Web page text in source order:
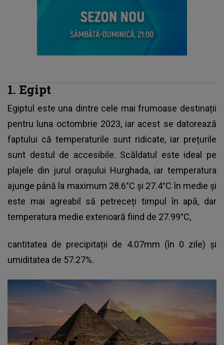
1. Egipt
Egiptul este una dintre cele mai frumoase destinații
pentru luna octombrie 2023, iar acest se datorează
faptului că temperaturile sunt ridicate, iar prețurile
sunt destul de accesibile. Scăldatul este ideal pe
plajele din jurul orașului Hurghada, iar temperatura
ajunge până la maximum 28.6°C și 27.4°C în medie și
este mai agreabil să petreceți timpul în apă, dar
temperatura medie exterioară fiind de 27.99°C,
cantitatea de precipitații de 4.07mm (în 0 zile) și
umiditatea de 57.27%.